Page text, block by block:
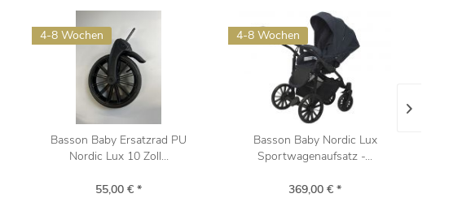
4-8 Wochen
Basson Baby Ersatzrad PU
Nordic Lux 10 Zoll...
55,00 € *
4-8 Wochen
Basson Baby Nordic Lux
Sportwagenaufsatz -...
369,00 € *